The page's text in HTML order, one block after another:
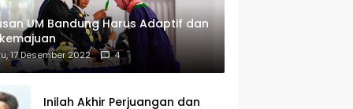
UM Bandung Harus Adaptif dan
17 Desember 2022 4
Inilah Akhir Perjuangan dan